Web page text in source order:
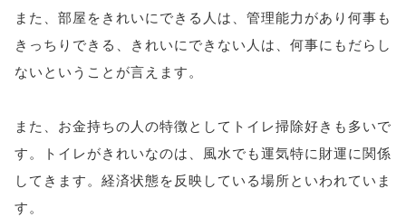
また、部屋をきれいにできる人は、管理能力があり何事も
きっちりできる、きれいにできない人は、何事にもだらし
ないということが言えます。
また、お金持ちの人の特徴としてトイレ掃除好きも多いで
す。トイレがきれいなのは、風水でも運気特に財運に関係
してきます。経済状態を反映している場所といわれていま
す。